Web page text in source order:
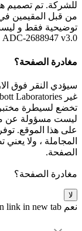
للشركة. تم تصميم
من قبل المقيمين في
توضيحية فقط و
ADC-2688947 v3.0
مغادرة الصفحة؟
سيؤدي النقر فوق
تخضع لسيطرة
ليست مسؤولة عن
على هذا الموقع.
المجاملة ، ولا
الصفحة.
مغادرة الصفحة؟
لا
نعم link in new tab